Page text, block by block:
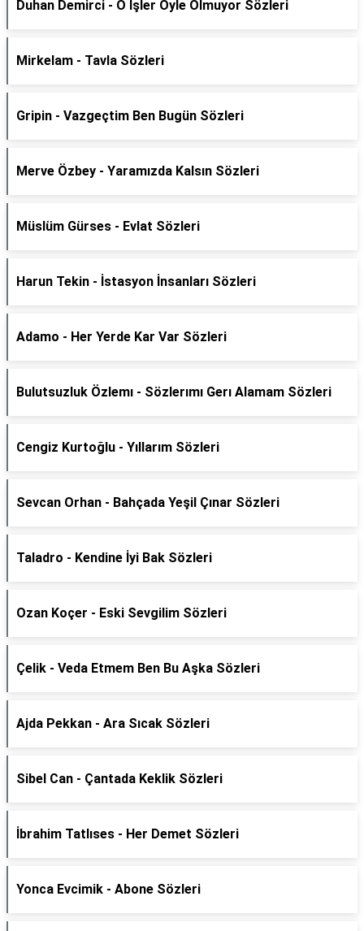
Duhan Demirci - O İşler Öyle Olmuyor Sözleri
Mirkelam - Tavla Sözleri
Gripin - Vazgeçtim Ben Bugün Sözleri
Merve Özbey - Yaramızda Kalsın Sözleri
Müslüm Gürses - Evlat Sözleri
Harun Tekin - İstasyon İnsanları Sözleri
Adamo - Her Yerde Kar Var Sözleri
Bulutsuzluk Özlemı - Sözlerımı Gerı Alamam Sözleri
Cengiz Kurtoğlu - Yıllarım Sözleri
Sevcan Orhan - Bahçada Yeşil Çınar Sözleri
Taladro - Kendine İyi Bak Sözleri
Ozan Koçer - Eski Sevgilim Sözleri
Çelik - Veda Etmem Ben Bu Aşka Sözleri
Ajda Pekkan - Ara Sıcak Sözleri
Sibel Can - Çantada Keklik Sözleri
İbrahim Tatlıses - Her Demet Sözleri
Yonca Evcimik - Abone Sözleri